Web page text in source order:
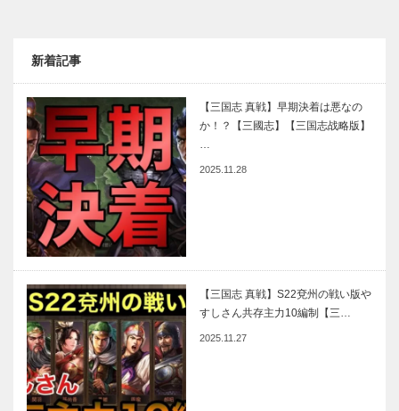
新着記事
【三国志 真戦】早期決着は悪なの
か！？【三國志】【三国志战略版】
…
2025.11.28
【三国志 真戦】S22兗州の戦い版や
すしさん共存主力10編制【三…
2025.11.27